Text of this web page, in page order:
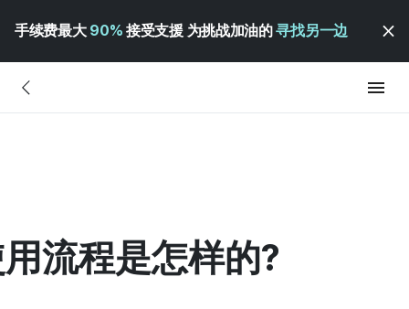
手续费最大 90% 接受支援 为挑战加油的寻找另一边
流程是怎样的?